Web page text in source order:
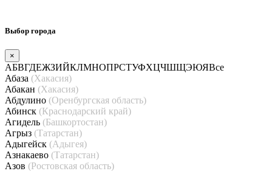
Выбор города
×
АБВГДЕЖЗИЙКЛМНОПРСТУФХЦЧШЩЭЮЯВсе
Абаза (Хакасия)
Абакан (Хакасия)
Абдулино (Оренбургская область)
Абинск (Краснодарский край)
Агидель (Башкортостан)
Агрыз (Татарстан)
Адыгейск (Адыгея)
Азнакаево (Татарстан)
Азов (Ростовская область)